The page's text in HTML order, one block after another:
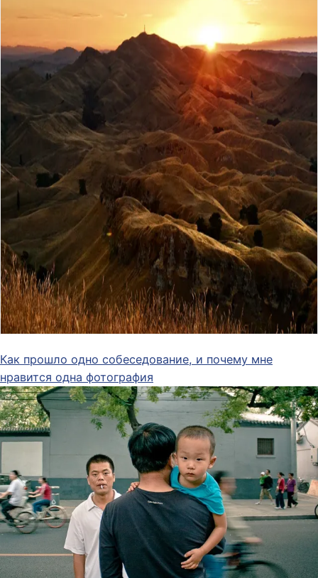
Как прошло одно собеседование, и почему мне
нравится одна фотография